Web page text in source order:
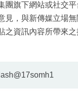
團旗下網站或社交
見，與新傳媒立場
之資訊內容所帶來